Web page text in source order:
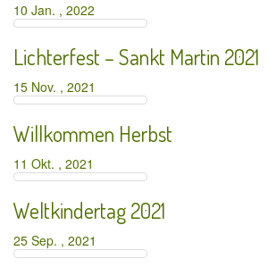
10 Jan. , 2022
Lichterfest – Sankt Martin 2021
15 Nov. , 2021
Willkommen Herbst
11 Okt. , 2021
Weltkindertag 2021
25 Sep. , 2021